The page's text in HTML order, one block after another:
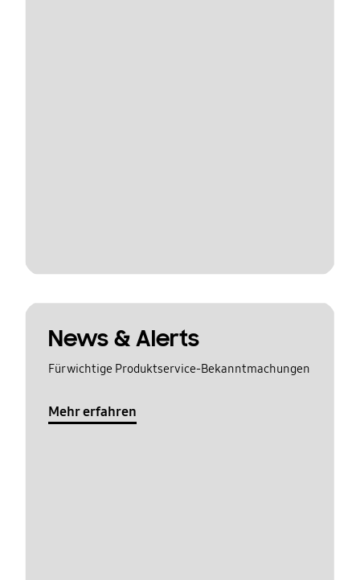
News & Alerts
Für wichtige Produktservice-Bekanntmachungen
Mehr erfahren